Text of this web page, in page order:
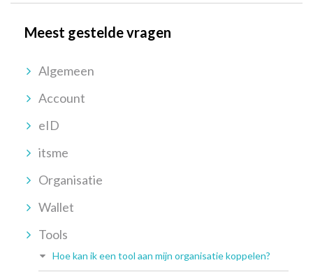
Meest gestelde vragen
Algemeen
Account
eID
itsme
Organisatie
Wallet
Tools
Hoe kan ik een tool aan mijn organisatie koppelen?